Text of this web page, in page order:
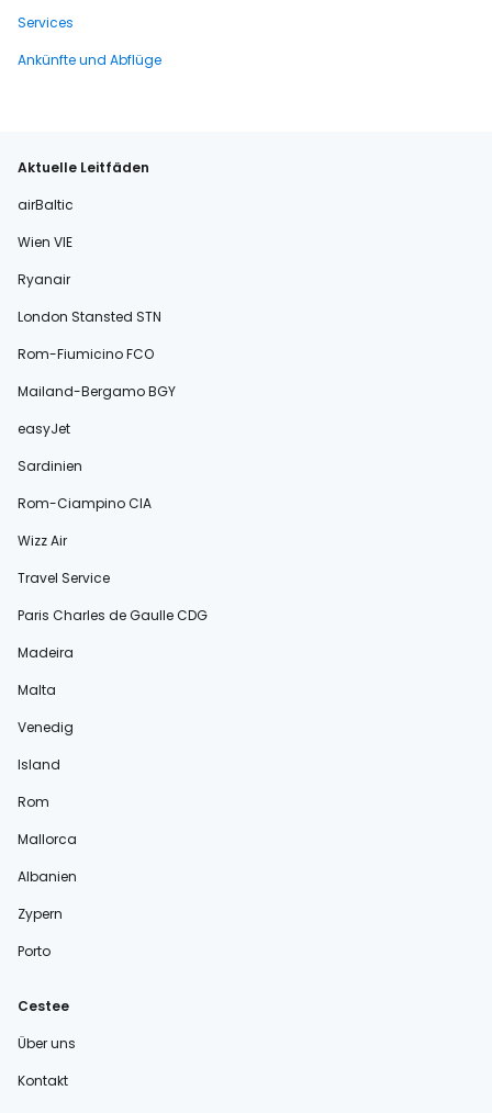
Services
Ankünfte und Abflüge
Aktuelle Leitfäden
airBaltic
Wien VIE
Ryanair
London Stansted STN
Rom-Fiumicino FCO
Mailand-Bergamo BGY
easyJet
Sardinien
Rom-Ciampino CIA
Wizz Air
Travel Service
Paris Charles de Gaulle CDG
Madeira
Malta
Venedig
Island
Rom
Mallorca
Albanien
Zypern
Porto
Cestee
Über uns
Kontakt